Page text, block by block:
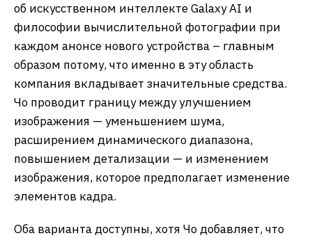
об искусственном интеллекте Galaxy AI и
философии вычислительной фотографии при
каждом анонсе нового устройства – главным
образом потому, что именно в эту область
компания вкладывает значительные средства.
Чо проводит границу между улучшением
изображения — уменьшением шума,
расширением динамического диапазона,
повышением детализации — и изменением
изображения, которое предполагает изменение
элементов кадра.
Оба варианта доступны, хотя Чо добавляет, что